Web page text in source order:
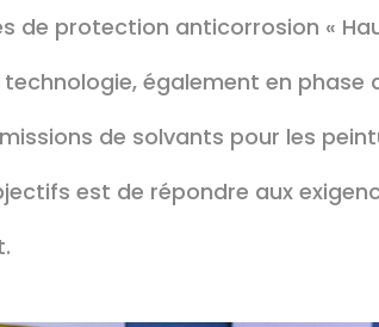
de protection anticorrosion «
technologie, également en phase
de solvants pour les
est de répondre aux